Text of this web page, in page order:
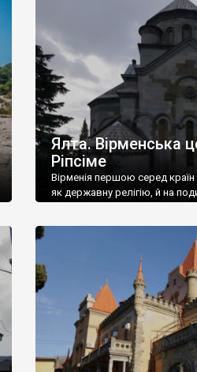
називаються «повстяками»
виробляє відмінне вино і
легке біле і дуже […]
Ялта. Вірменська
Ріпсіме
Вірменія першою серед
як державну релігію, й на